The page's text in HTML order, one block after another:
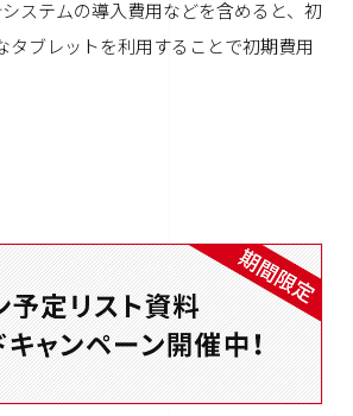
ステムの導入費用などを含めると、初
ブレットを利用することで初期費用